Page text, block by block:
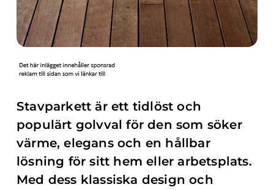
Stavparkett är ett tidlöst och
populärt golvval för den som söker
värme, elegans och en hållbar
lösning för sitt hem eller arbetsplats.
Med dess klassiska design och